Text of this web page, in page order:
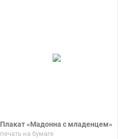
Плакат «Мадонна с младенцем»
печать на бумаге